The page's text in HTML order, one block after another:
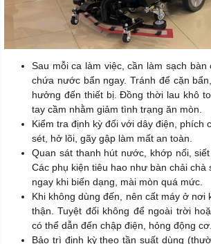
Sau mỗi ca làm việc, cần làm sạch bàn
chứa nước bẩn ngay. Tránh để cặn
hưởng đến thiết bị. Đồng thời lau khô
tay cầm nhằm giảm tình trạng ăn mòn.
Kiểm tra định kỳ đối với dây điện, phích
sét, hở lõi, gãy gập làm mất an toàn.
Quan sát thanh hút nước, khớp nối,
Các phụ kiện tiêu hao như bàn chải chà
ngay khi biến dạng, mài mòn quá mức.
Khi không dùng đến, nên cất máy ở nơi
thận. Tuyệt đối không để ngoài trời
có thể dẫn đến chập điện, hỏng động cơ.
Bảo trì định kỳ theo tần suất dùng